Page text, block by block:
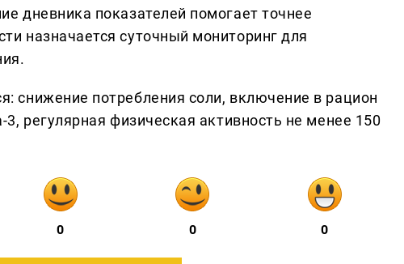
дневника показателей помогает точнее
назначается суточный мониторинг для
снижение потребления соли, включение в рацион
регулярная физическая активность не менее 150
0 0 0